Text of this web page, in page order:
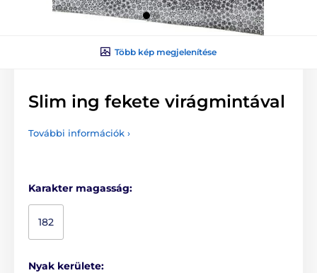
Több kép megjelenítése
Slim ing fekete virágmintával
További információk ›
Karakter magasság:
182
Nyak kerülete: